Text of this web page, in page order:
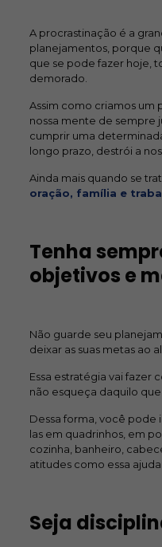
A procrastinação é a
planejamentos, porque
que se pode fazer hoje,
demorado.
Assim como criamos
nossa mente de sempre
cumprir uma
longo prazo, destrói a
Ainda mais quando se
oração, família e
Tenha
objetivos e
Não guarde seu
deixar as suas metas ao
Essa estratégia vai fazer
não esqueça daquilo que
Dessa forma, você pode
las em quadrinhos, em
cozinha, banheiro,
atitudes como essa
Seja